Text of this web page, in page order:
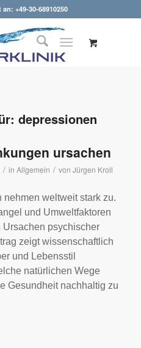
+49-30-68910250
depressionen
ursachen
/ in Allgemein / von Jürgen Kroll
weltweit stark zu.
und Umweltfaktoren
psychischer
zeigt wissenschaftlich
und Lebensstil
natürlichen Wege
Gesundheit nachhaltig zu